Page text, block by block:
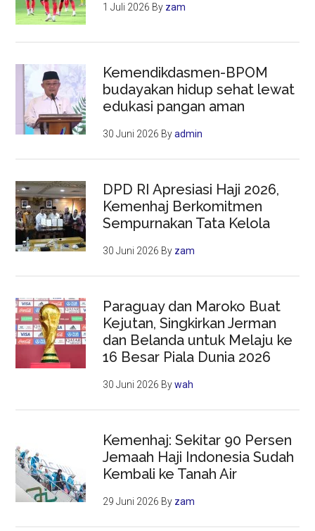
1 Juli 2026 By zam
Kemendikdasmen-BPOM
budayakan hidup sehat lewat
edukasi pangan aman
30 Juni 2026 Byadmin
DPD RI Apresiasi Haji 2026,
Kemenhaj Berkomitmen
Sempurnakan Tata Kelola
30 Juni 2026 By zam
Paraguay dan Maroko Buat
Kejutan, Singkirkan Jerman
dan Belanda untuk Melaju ke
16 Besar Piala Dunia 2026
30 Juni 2026 Bywah
Kemenhaj: Sekitar 90 Persen
Jemaah Haji Indonesia Sudah
Kembali ke Tanah Air
29 Juni 2026 By zam